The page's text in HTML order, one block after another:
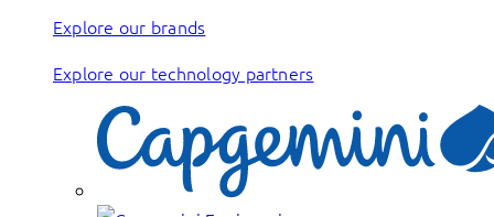
Explore our brands
Explore our technology partners